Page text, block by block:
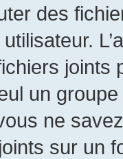
des
un
ne
sur un